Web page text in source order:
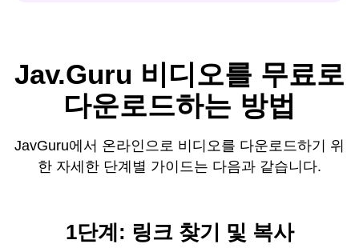
Jav.Guru 비디오를 무료로
다운로드하는 방법
JavGuru에서 온라인으로 비디오를 다운로드하기 위
한 자세한 단계별 가이드는 다음과 같습니다.
1단계: 링크 찾기 및 복사